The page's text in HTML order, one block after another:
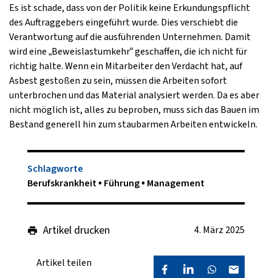
Es ist schade, dass von der Politik keine Erkundungspflicht
des Auftraggebers eingeführt wurde. Dies verschiebt die
Verantwortung auf die ausführenden Unternehmen. Damit
wird eine „Beweislastumkehr“ geschaffen, die ich nicht für
richtig halte. Wenn ein Mitarbeiter den Verdacht hat, auf
Asbest gestoßen zu sein, müssen die Arbeiten sofort
unterbrochen und das Material analysiert werden. Da es aber
nicht möglich ist, alles zu beproben, muss sich das Bauen im
Bestand generell hin zum staubarmen Arbeiten entwickeln.
Schlagworte
Berufskrankheit Führung Management
Artikel drucken 4. März 2025
Artikel teilen